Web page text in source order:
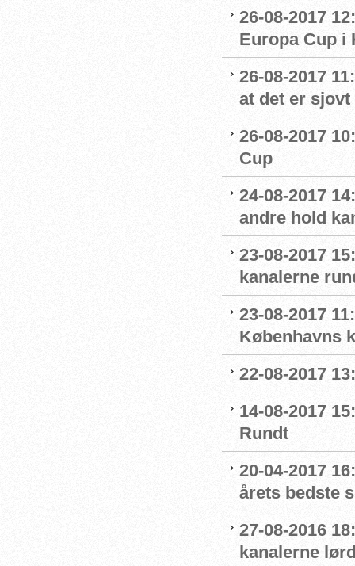
26-08-2017
Europa Cup i
26-08-2017
at det er
26-08-2017
Cup
24-08-2017
andre hold
23-08-2017
kanalerne
23-08-2017
Københavns
22-08-2017
14-08-2017
Rundt
20-04-2017
årets bedste
27-08-2016
kanalerne